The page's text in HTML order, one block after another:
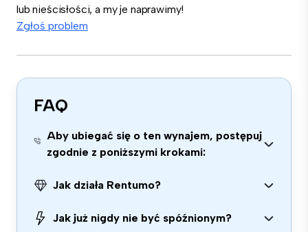
lub nieścisłości, a my je naprawimy!
Zgłoś problem
FAQ
Aby ubiegać się o ten wynajem, postępuj
zgodnie z poniższymi krokami:
Jak działa Rentumo?
Jak już nigdy nie być spóźnionym?